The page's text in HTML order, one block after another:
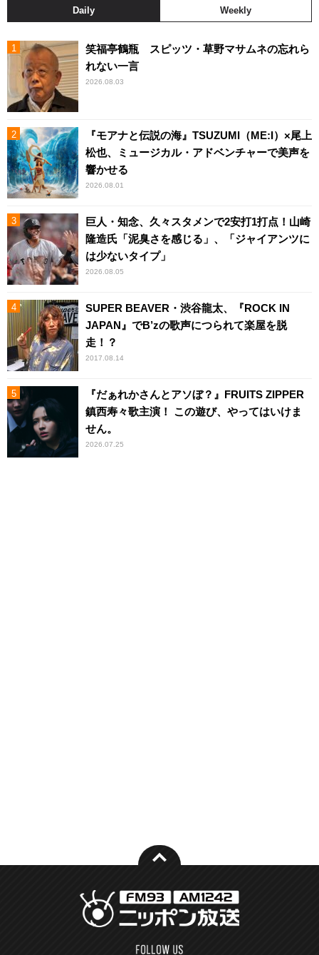
Daily Weekly
笑福亭鶴瓶 スピッツ・草野マサムネの忘れら
れない一言
2026.08.03
『モアナと伝説の海』TSUZUMI（ME:I）×尾上
松也、ミュージカル・アドベンチャーで美声を
響かせる
2026.08.01
巨人・知念、久々スタメンで2安打1打点！山崎
隆造氏「泥臭さを感じる」、「ジャイアンツに
は少ないタイプ」
2026.08.05
SUPER BEAVER・渋谷龍太、『ROCK IN
JAPAN』でB’zの歌声につられて楽屋を脱
走！？
2017.08.14
『だぁれかさんとアソぼ？』FRUITS ZIPPER
鎮西寿々歌主演！ この遊び、やってはいけま
せん。
2026.07.25